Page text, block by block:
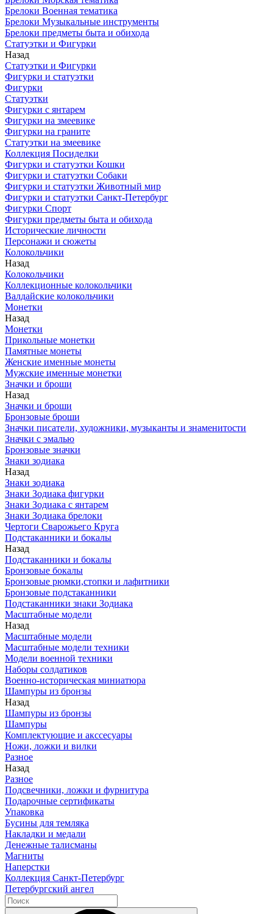
Брелоки Военная тематика
Брелоки Музыкальные инструменты
Брелоки предметы быта и обихода
Статуэтки и Фигурки
Назад
Статуэтки и Фигурки
Фигурки и статуэтки
Фигурки
Статуэтки
Фигурки с янтарем
Фигурки на змеевике
Фигурки на граните
Статуэтки на змеевике
Коллекция Посиделки
Фигурки и статуэтки Кошки
Фигурки и статуэтки Собаки
Фигурки и статуэтки Животный мир
Фигурки и статуэтки Санкт-Петербург
Фигурки Спорт
Фигурки предметы быта и обихода
Исторические личности
Персонажи и сюжеты
Колокольчики
Назад
Колокольчики
Коллекционные колокольчики
Валдайские колокольчики
Монетки
Назад
Монетки
Прикольные монетки
Памятные монеты
Женские именные монеты
Мужские именные монетки
Значки и броши
Назад
Значки и броши
Бронзовые броши
Значки писатели, художники, музыканты и знаменитости
Значки с эмалью
Бронзовые значки
Знаки зодиака
Назад
Знаки зодиака
Знаки Зодиака фигурки
Знаки Зодиака с янтарем
Знаки Зодиака брелоки
Чертоги Сварожьего Круга
Подстаканники и бокалы
Назад
Подстаканники и бокалы
Бронзовые бокалы
Бронзовые рюмки,стопки и лафитники
Бронзовые подстаканники
Подстаканники знаки Зодиака
Масштабные модели
Назад
Масштабные модели
Масштабные модели техники
Модели военной техники
Наборы солдатиков
Военно-историческая миниатюра
Шампуры из бронзы
Назад
Шампуры из бронзы
Шампуры
Комплектующие и акссесуары
Ножи, ложки и вилки
Разное
Назад
Разное
Подсвечники, ложки и фурнитура
Подарочные сертификаты
Упаковка
Бусины для темляка
Накладки и медали
Денежные талисманы
Магниты
Наперстки
Коллекция Санкт-Петербург
Петербургский ангел